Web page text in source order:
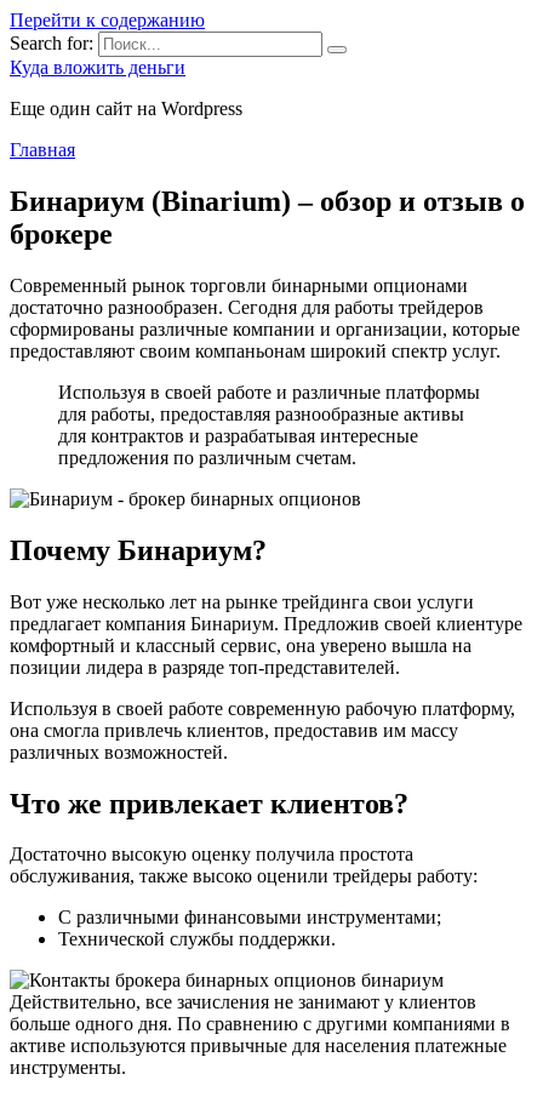
Перейти к содержанию
Search for:
Куда вложить деньги
Еще один сайт на Wordpress
Главная
Бинариум (Binarium) – обзор и отзыв о
брокере
Современный рынок торговли бинарными опционами
достаточно разнообразен. Сегодня для работы трейдеров
сформированы различные компании и организации, которые
предоставляют своим компаньонам широкий спектр услуг.
Используя в своей работе и различные платформы
для работы, предоставляя разнообразные активы
для контрактов и разрабатывая интересные
предложения по различным счетам.
Почему Бинариум?
Вот уже несколько лет на рынке трейдинга свои услуги
предлагает компания Бинариум. Предложив своей клиентуре
комфортный и классный сервис, она уверено вышла на
позиции лидера в разряде топ-представителей.
Используя в своей работе современную рабочую платформу,
она смогла привлечь клиентов, предоставив им массу
различных возможностей.
Что же привлекает клиентов?
Достаточно высокую оценку получила простота
обслуживания, также высоко оценили трейдеры работу:
С различными финансовыми инструментами;
Технической службы поддержки.
Действительно, все зачисления не занимают у клиентов
больше одного дня. По сравнению с другими компаниями в
активе используются привычные для населения платежные
инструменты.